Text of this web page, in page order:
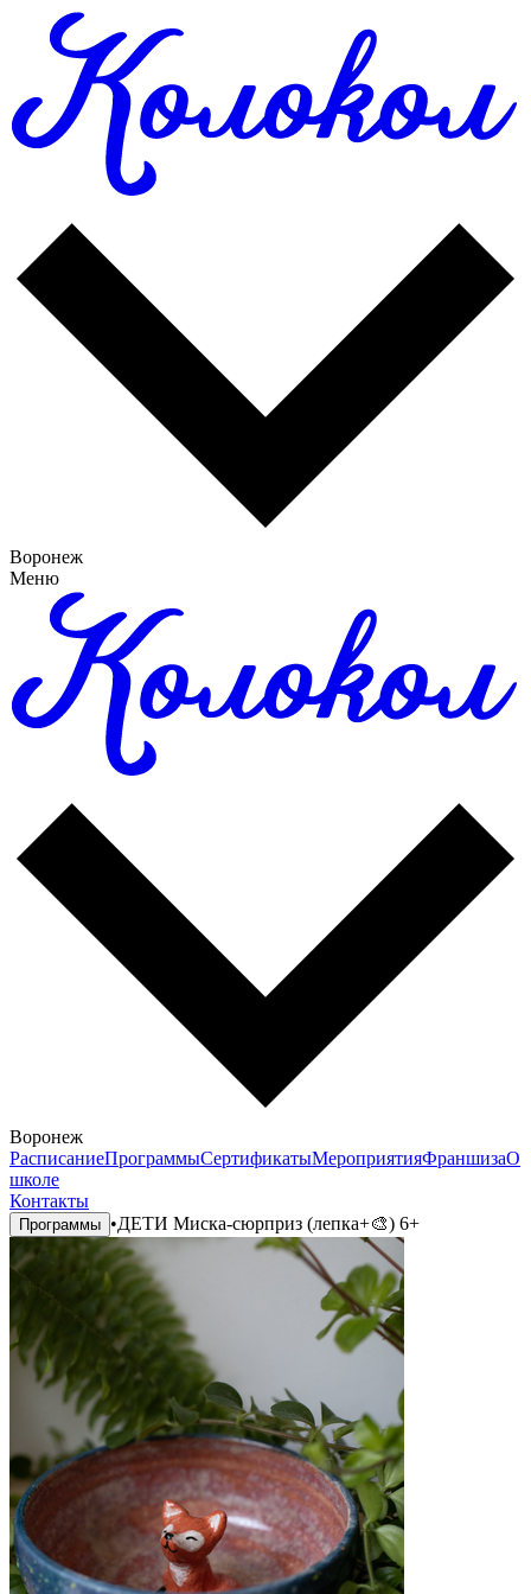
Воронеж
Меню
Воронеж
РасписаниеПрограммыСертификатыМероприятияФраншизаО
школе
Контакты
Программы •ДЕТИ Миска-сюрприз (лепка+🎨) 6+